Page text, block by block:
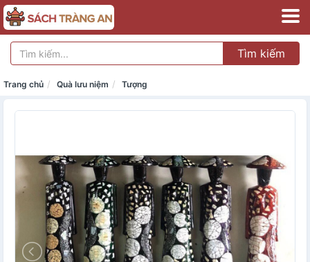
Tìm kiếm
Trang chủ Quà lưu niệm Tượng